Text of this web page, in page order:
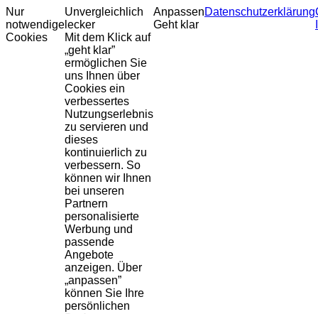
Nur
notwendige
Cookies
Unvergleichlich
lecker
Mit dem Klick auf
„geht klar”
ermöglichen Sie
uns Ihnen über
Cookies ein
verbessertes
Nutzungserlebnis
zu servieren und
dieses
kontinuierlich zu
verbessern. So
können wir Ihnen
bei unseren
Partnern
personalisierte
Werbung und
passende
Angebote
anzeigen. Über
„anpassen”
können Sie Ihre
persönlichen
Anpassen
Geht klar
Datenschutzerklärung